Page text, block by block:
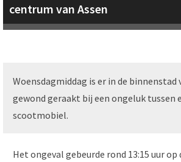
centrum van Assen
Woensdagmiddag is er in de binnenstad
gewond geraakt bij een ongeluk tussen
scootmobiel.
Het ongeval gebeurde rond 13:15 uur op